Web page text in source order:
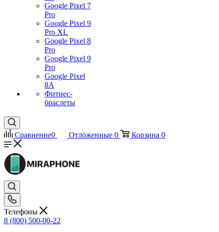
Google Pixel 7
Pro
Google Pixel 9
Pro XL
Google Pixel 8
Pro
Google Pixel 9
Pro
Google Pixel
8A
Фитнес-
браслеты
Сравнение0 Отложенные 0 Корзина 0
Телефоны
8 (800) 500-00-22